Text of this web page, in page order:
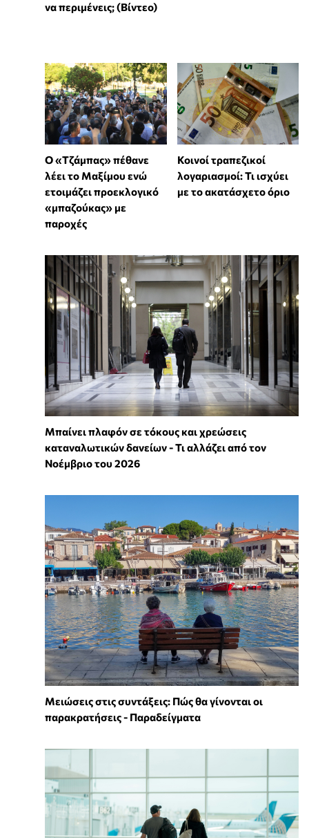
να περιμένεις; (Βίντεο)
Ο «Τζάμπας» πέθανε
λέει το Μαξίμου ενώ
ετοιμάζει προεκλογικό
«μπαζούκας» με
παροχές
Κοινοί τραπεζικοί
λογαριασμοί: Τι ισχύει
με το ακατάσχετο όριο
Μπαίνει πλαφόν σε τόκους και χρεώσεις
καταναλωτικών δανείων - Τι αλλάζει από τον
Νοέμβριο του 2026
Μειώσεις στις συντάξεις: Πώς θα γίνονται οι
παρακρατήσεις - Παραδείγματα